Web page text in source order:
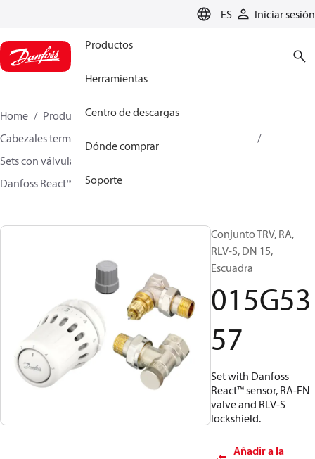
ES Iniciar sesión
Productos
Herramientas
Centro de descargas
Dónde comprar
Soporte
Home Productos
Climate Solutions for heating
Cabezales termostáticos de radiador
Sets con válvula incorporada y detentor
Danfoss React™ + RA-FN + RLV-S
Conjunto TRV, RA,
RLV-S, DN 15,
Escuadra
015G53
57
Set with Danfoss
React™ sensor, RA-FN
valve and RLV-S
lockshield.
Añadir a la